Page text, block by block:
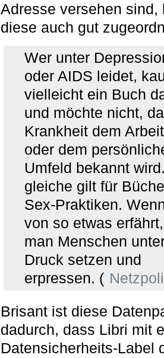
Adresse versehen sind,
diese auch gut
Wer unter
oder AIDS leidet,
vielleicht ein Buch
und möchte nicht,
Krankheit dem
oder dem
Umfeld bekannt
gleiche gilt für
Sex-Praktiken.
von so etwas
man Menschen
Druck setzen und
erpressen. (
Brisant ist diese
dadurch, dass Libri mit
Datensicherheits-Label